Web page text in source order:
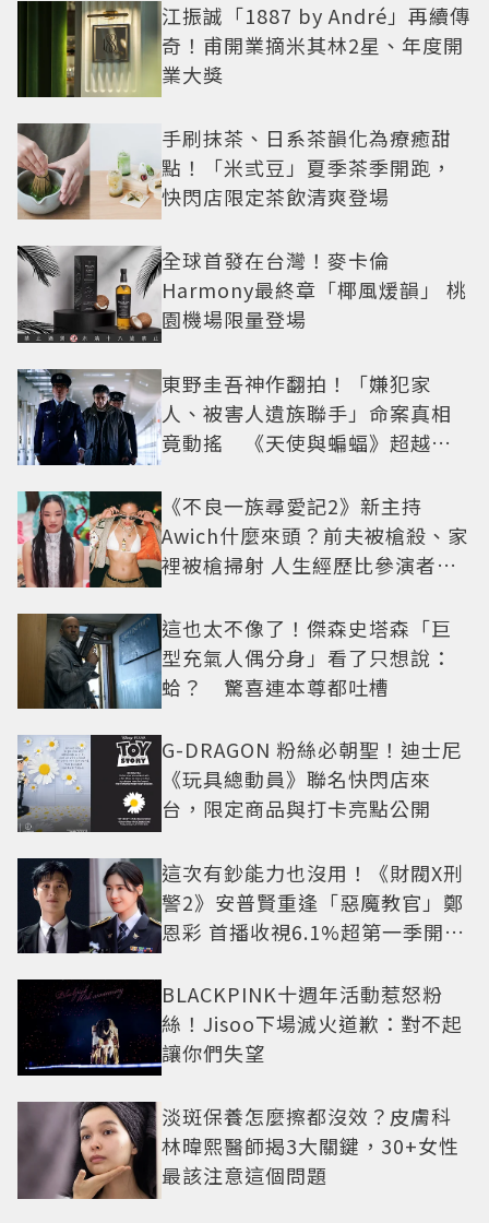
江振誠「1887 by André」再續傳
奇！甫開業摘米其林2星、年度開
業大獎
手刷抹茶、日系茶韻化為療癒甜
點！「米弎豆」夏季茶季開跑，
快閃店限定茶飲清爽登場
全球首發在台灣！麥卡倫
Harmony最終章「椰風煖韻」 桃
園機場限量登場
東野圭吾神作翻拍！「嫌犯家
人、被害人遺族聯手」命案真相
竟動搖 《天使與蝙蝠》超越懸
《不良一族尋愛記2》新主持
Awich什麼來頭？前夫被槍殺、家
裡被槍掃射 人生經歷比參演者還
這也太不像了！傑森史塔森「巨
型充氣人偶分身」看了只想說：
蛤？ 驚喜連本尊都吐槽
G-DRAGON 粉絲必朝聖！迪士尼
《玩具總動員》聯名快閃店來
台，限定商品與打卡亮點公開
這次有鈔能力也沒用！《財閥X刑
警2》安普賢重逢「惡魔教官」鄭
恩彩 首播收視6.1%超第一季開紅
BLACKPINK十週年活動惹怒粉
絲！Jisoo下場滅火道歉：對不起
讓你們失望
淡斑保養怎麼擦都沒效？皮膚科
林暐熙醫師揭3大關鍵，30+女性
最該注意這個問題